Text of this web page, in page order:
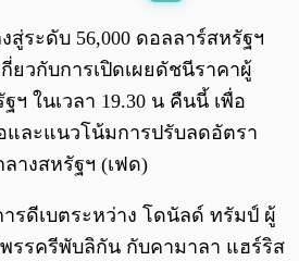
0:00/ 0:00
สู่ระดับ 56,000 ดอลลาร์สหรัฐฯ
ยวกับการเปิดเผยดัชนีราคาผู้
ฯ ในเวลา 19.30 น คืนนี้ เพื่อ
และแนวโน้มการปรับลดอัตรา
างสหรัฐฯ (เฟด)
รดีเบตระหว่าง โดนัลด์ ทรัมป์ ผู้
รรครีพับลิกัน กับคามาลา แฮร์ริส